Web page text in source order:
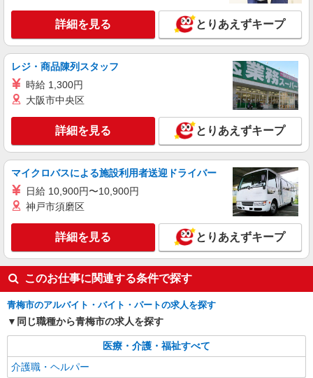
認知症介護基礎研修 ・初任者研修 ・実務者研修
・介護福祉士 など
株式会社kotrio /●TC-H-1883020
東青梅駅チカ≫稼げる◎シニアマンション
STAFF！日勤のみ/夜勤可
時給1600円〜2250円 ＜日払い有/週払い有/交
詳細を見る
派遣社員
株式会社kotrio /●TC-H-1882955
東青梅駅≫高収入！シニア向け高級マンション
時給1600円〜2250円 ＜日払い有/週払い有/交
通費全支給(ガソリン代含む)＞
青梅市｜最寄駅：東青梅
詳細を見る
職業紹介
株式会社kotrio /●SW-S-2022204
＜河辺駅＞デイサービスのパート募集≪週3勤
詳細を見る とりあえずキープ
レジ・商品陳列スタッフ
時給 1,300円
大阪市中央区
詳細を見る とりあえずキープ
マイクロバスによる施設利用者送迎ドライバー
日給 10,900円〜10,900円
神戸市須磨区
詳細を見る とりあえずキープ
このお仕事に関連する条件で探す
青梅市のアルバイト・バイト・パートの求人を探す
同じ職種から青梅市の求人を探す
医療・介護・福祉すべて
介護職・ヘルパー